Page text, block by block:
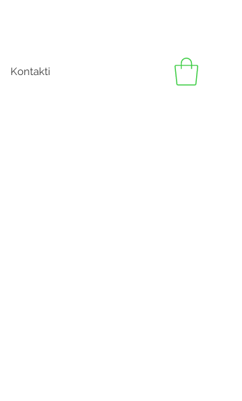
Kontakti